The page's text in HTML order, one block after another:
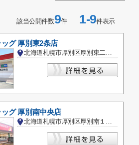
該当公開件数9件1-9件表示
グ 厚別東2条店
北海道札幌市厚別区厚別東二条１丁目
グ 厚別南中央店
北海道札幌市厚別区厚別南１丁目